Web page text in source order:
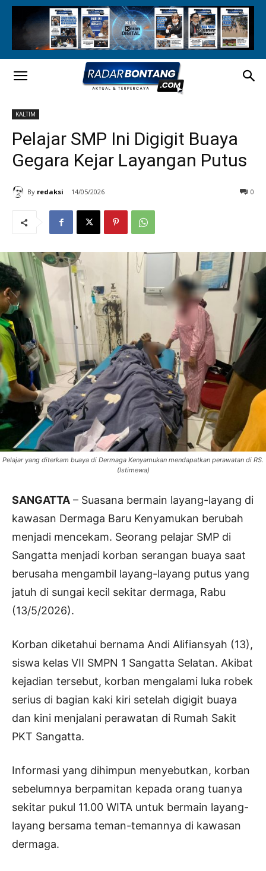
KALTIM
Pelajar SMP Ini Digigit Buaya
Gegara Kejar Layangan Putus
By redaksi 14/05/2026 0
Pelajar yang diterkam buaya di Dermaga Kenyamukan mendapatkan perawatan di RS.
(Istimewa)
SANGATTA – Suasana bermain layang-layang di
kawasan Dermaga Baru Kenyamukan berubah
menjadi mencekam. Seorang pelajar SMP di
Sangatta menjadi korban serangan buaya saat
berusaha mengambil layang-layang putus yang
jatuh di sungai kecil sekitar dermaga, Rabu
(13/5/2026).
Korban diketahui bernama Andi Alifiansyah (13),
siswa kelas VII SMPN 1 Sangatta Selatan. Akibat
kejadian tersebut, korban mengalami luka robek
serius di bagian kaki kiri setelah digigit buaya
dan kini menjalani perawatan di Rumah Sakit
PKT Sangatta.
Informasi yang dihimpun menyebutkan, korban
sebelumnya berpamitan kepada orang tuanya
sekitar pukul 11.00 WITA untuk bermain layang-
layang bersama teman-temannya di kawasan
dermaga.